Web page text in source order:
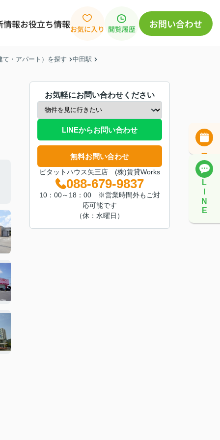
情報お役立ち情報お気に入り 閲覧履歴 お問い合わせ
L
N
E
て・アパート）を探す 中田駅
お気軽にお問い合わせください
LINEからお問い合わせ
無料お問い合わせ
ピタットハウス矢三店 (株)賃貸Works
088-679-9837
10：00～18：00 ※営業時間外もご対
応可能です
（休：水曜日）